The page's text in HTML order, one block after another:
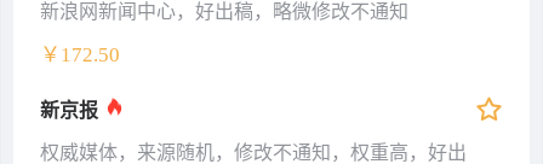
新浪网新闻中心，好出稿，略微修改不通知
￥172.50
新京报
权威媒体，来源随机，修改不通知，权重高，好出